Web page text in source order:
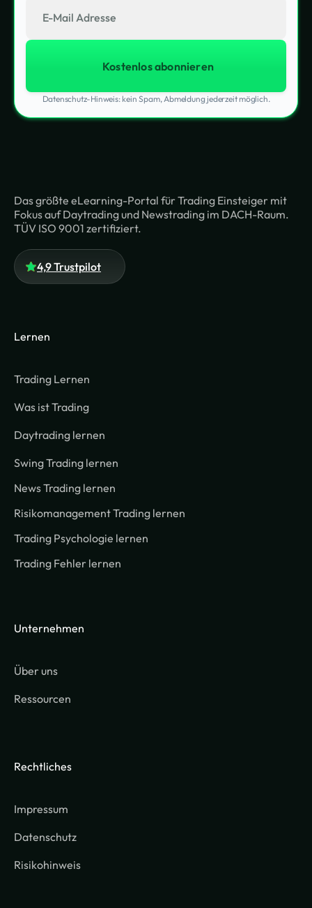
Datenschutz-Hinweis: kein Spam, Abmeldung jederzeit möglich.
Das größte eLearning-Portal für Trading Einsteiger mit
Fokus auf Daytrading und Newstrading im DACH-Raum.
TÜV ISO 9001 zertifiziert.
4,9 Trustpilot
Lernen
Trading Lernen
Was ist Trading
Daytrading lernen
Swing Trading lernen
News Trading lernen
Risikomanagement Trading lernen
Trading Psychologie lernen
Trading Fehler lernen
Unternehmen
Über uns
Ressourcen
Rechtliches
Impressum
Datenschutz
Risikohinweis